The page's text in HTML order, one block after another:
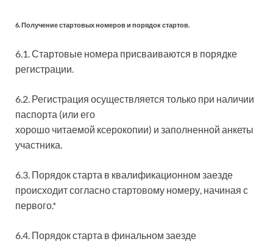
6. Получение стартовых номеров и порядок стартов.
6.1. Стартовые номера присваиваются в порядке
регистрации.
6.2. Регистрация осуществляется только при наличии
паспорта (или его
хорошо читаемой ксерокопии) и заполненной анкеты
участника.
6.3. Порядок старта в квалификационном заезде
происходит согласно стартовому номеру, начиная с
первого.*
6.4. Порядок старта в финальном заезде